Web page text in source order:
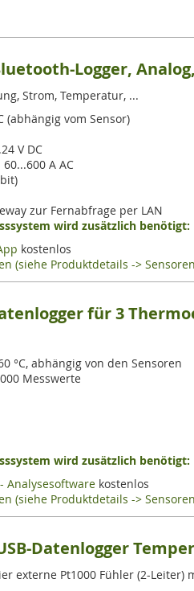
Logger,
Strom, Temperatur, ...
(abhängig vom Sensor)
V DC
A AC
zur Fernabfrage per LAN
wird zusätzlich benötigt:
kostenlos
(siehe Produktdetails ->
für 3
°C, abhängig von den Sensoren
Messwerte
wird zusätzlich benötigt:
Analysesoftware kostenlos
(siehe Produktdetails ->
Datenlogger
externe Pt1000 Fühler (2-Leiter)